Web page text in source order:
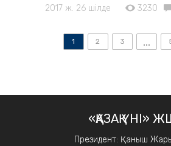
2017 ж. 26 шілде 3230
1 2 3
«ҚАЗАҚ ҮНІ»
Президент: Қаныш